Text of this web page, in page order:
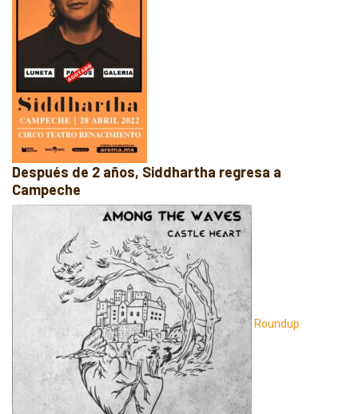
Después de 2 años, Siddhartha regresa a
Campeche
Roundup